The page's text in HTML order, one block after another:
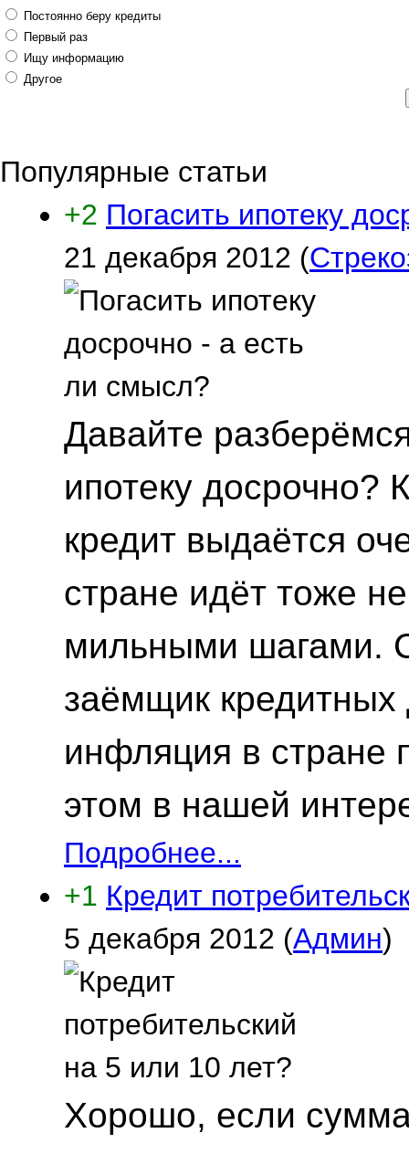
Постоянно беру кредиты
Первый раз
Ищу информацию
Другое
Популярные статьи
+2 Погасить ипотеку
21 декабря 2012 (
Давайте
ипотеку досрочно?
кредит выдаётся
стране идёт тоже
мильными шагами.
заёмщик кредитных
инфляция в стране
этом в нашей
Подробнее...
+1 Кредит
5 декабря 2012 (Админ)
Хорошо, если